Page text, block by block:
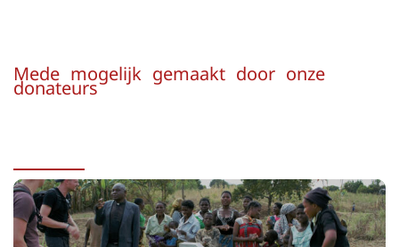
Mede mogelijk gemaakt door onze
donateurs